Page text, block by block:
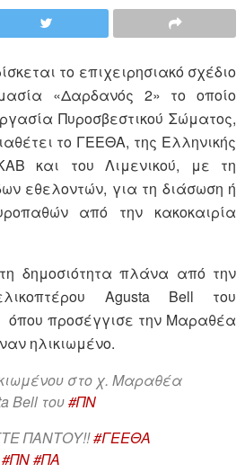
το επιχειρησιακό σχέδιο
«Δαρδανός 2» το οποίο
Πυροσβεστικού Σώματος,
το ΓΕΕΘΑ, της Ελληνικής
και του Λιμενικού, με τη
εθελοντών, για τη διάσωση ή
από την κακοκαιρία
δημοσιότητα πλάνα από την
Agusta Bell του
όπου προσέγγισε την Μαραθέα
ηλικιωμένο.
στο χ. Μαραθέα
Bell του#ΠΝ
ΠΑΝΤΟΥ!!#ΓΕΕΘΑ
#ΠΝ#ΠΑ